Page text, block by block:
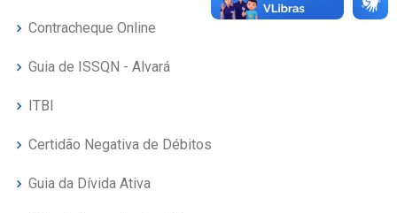
Contracheque Online
Guia de ISSQN - Alvará
ITBI
Certidão Negativa de Débitos
Guia da Dívida Ativa